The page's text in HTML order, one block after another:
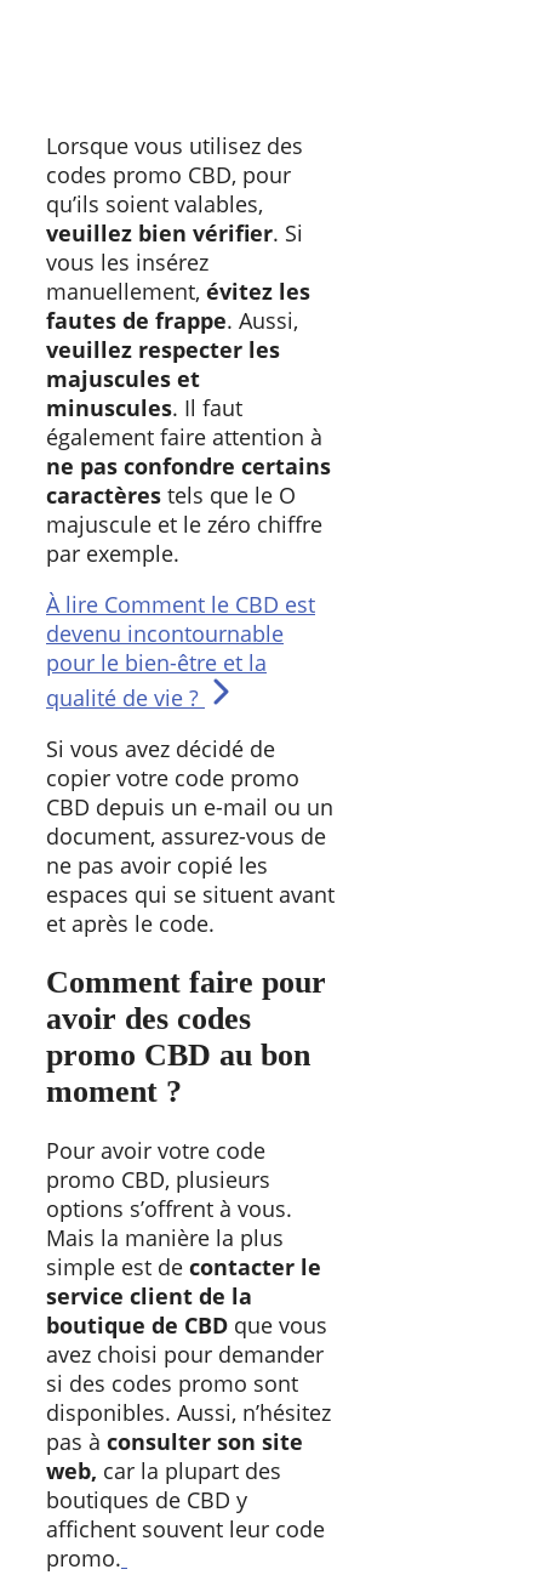
Lorsque vous utilisez des
codes promo CBD, pour
qu’ils soient valables,
veuillez bien vérifier. Si
vous les insérez
manuellement, évitez les
fautes de frappe. Aussi,
veuillez respecter les
majuscules et
minuscules. Il faut
également faire attention à
ne pas confondre certains
caractères tels que le O
majuscule et le zéro chiffre
par exemple.
À lire Comment le CBD est
devenu incontournable
pour le bien-être et la
qualité de vie ?
Si vous avez décidé de
copier votre code promo
CBD depuis un e-mail ou un
document, assurez-vous de
ne pas avoir copié les
espaces qui se situent avant
et après le code.
Comment faire pour
avoir des codes
promo CBD au bon
moment ?
Pour avoir votre code
promo CBD, plusieurs
options s’offrent à vous.
Mais la manière la plus
simple est de contacter le
service client de la
boutique de CBD que vous
avez choisi pour demander
si des codes promo sont
disponibles. Aussi, n’hésitez
pas à consulter son site
web, car la plupart des
boutiques de CBD y
affichent souvent leur code
promo.